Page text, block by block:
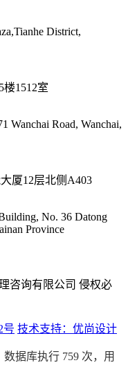
District,
楼1512室
Wanchai Road, Wanchai,
厦12层北侧A403
No. 36 Datong
Province
咨询有限公司 侵权必
号 技术支持：优尚设计
据库执行 759 次，用